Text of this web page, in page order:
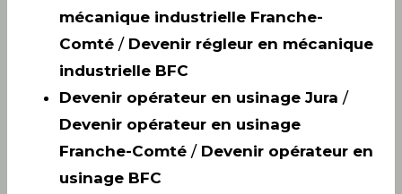
mécanique industrielle Franche-
Comté / Devenir régleur en mécanique
industrielle BFC
Devenir opérateur en usinage Jura /
Devenir opérateur en usinage
Franche-Comté / Devenir opérateur en
usinage BFC